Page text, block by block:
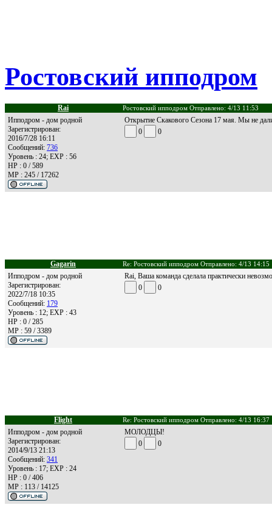
Ростовский ипподром
Rai Ростовский ипподром Отправлено: 4/13 11:53
Ипподром - дом родной
Зарегистрирован:
2016/7/28 16:11
Сообщений: 736
Уровень : 24; EXP : 56
HP : 0 / 589
MP : 245 / 17262
Открытие Скакового Сезона 17 мая. Мы не
0
0
Gagarin Re: Ростовский ипподром Отправлено: 4/13 14:15
Ипподром - дом родной
Зарегистрирован:
2022/7/18 10:35
Сообщений: 179
Уровень : 12; EXP : 43
HP : 0 / 285
MP : 59 / 3389
Rai, Ваша команда сделала практически
0
0
Flight Re: Ростовский ипподром Отправлено: 4/13 16:37
Ипподром - дом родной
Зарегистрирован:
2014/9/13 21:13
Сообщений: 341
Уровень : 17; EXP : 24
HP : 0 / 406
MP : 113 / 14125
МОЛОДЦЫ!
0
0